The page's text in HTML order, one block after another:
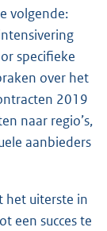
volgende:
specifieke
over het
2019
naar regio’s,
aanbieders
het uiterste in
een succes te